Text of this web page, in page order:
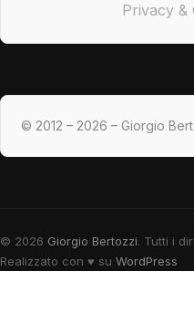
Privacy &
© 2012 – 2026 – Giorgio
© 2026 Giorgio Bertozzi. Tutti i
Realizzato con ♥ su WordPress